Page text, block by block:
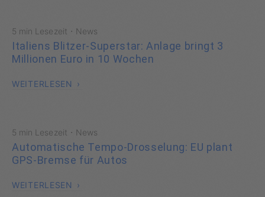
5 min Lesezeit · News
Italiens Blitzer-Superstar: Anlage bringt 3
Millionen Euro in 10 Wochen
WEITERLESEN
5 min Lesezeit · News
Automatische Tempo-Drosselung: EU plant
GPS-Bremse für Autos
WEITERLESEN